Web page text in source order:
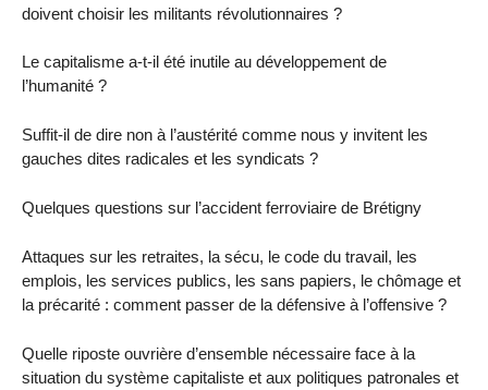
doivent choisir les militants révolutionnaires ?
Le capitalisme a-t-il été inutile au développement de
l’humanité ?
Suffit-il de dire non à l’austérité comme nous y invitent les
gauches dites radicales et les syndicats ?
Quelques questions sur l’accident ferroviaire de Brétigny
Attaques sur les retraites, la sécu, le code du travail, les
emplois, les services publics, les sans papiers, le chômage et
la précarité : comment passer de la défensive à l’offensive ?
Quelle riposte ouvrière d’ensemble nécessaire face à la
situation du système capitaliste et aux politiques patronales et